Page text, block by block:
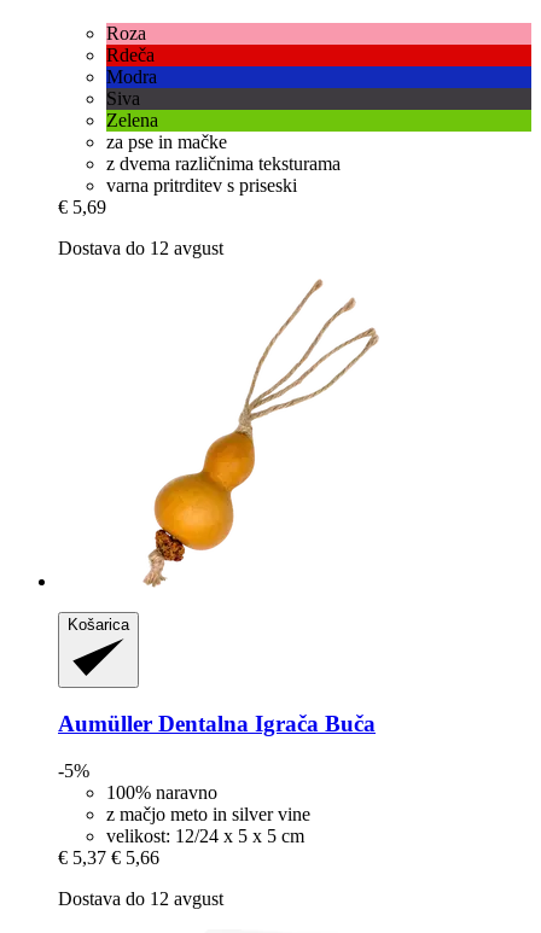
Roza
Rdeča
Modra
Siva
Zelena
za pse in mačke
z dvema različnima teksturama
varna pritrditev s priseski
€ 5,69
Dostava do 12 avgust
Košarica
Aumüller Dentalna Igrača Buča
-5%
100% naravno
z mačjo meto in silver vine
velikost: 12/24 x 5 x 5 cm
€ 5,37 € 5,66
Dostava do 12 avgust